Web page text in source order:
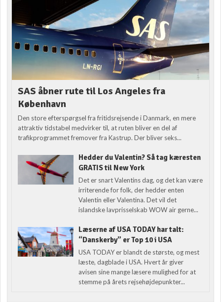
SAS åbner rute til Los Angeles fra
København
Den store efterspørgsel fra fritidsrejsende i Danmark, en mere
attraktiv tidstabel medvirker til, at ruten bliver en del af
trafikprogrammet fremover fra Kastrup. Der bliver seks...
Hedder du Valentin? Så tag kæresten
GRATIS til New York
Det er snart Valentins dag, og det kan være
irriterende for folk, der hedder enten
Valentin eller Valentina. Det vil det
islandske lavprisselskab WOW air gerne...
Læserne af USA TODAY har talt:
“Danskerby” er Top 10 i USA
USA TODAY er blandt de største, og mest
læste, dagblade i USA. Hvert år giver
avisen sine mange læsere mulighed for at
stemme på årets rejsehøjdepunkter...